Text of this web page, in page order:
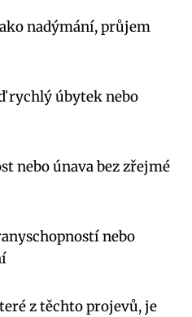
nadýmání, průjem
rychlý úbytek nebo
nebo únava bez zřejmé
nebo
z těchto projevů, je